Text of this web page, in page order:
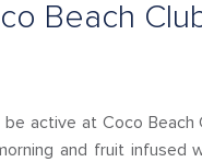
Beach
be active at Coco
and fruit infused